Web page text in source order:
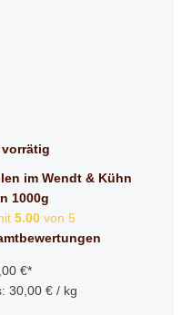
im Wendt & Kühn
1000g
5.00 von 5
€*
30,00 € / kg